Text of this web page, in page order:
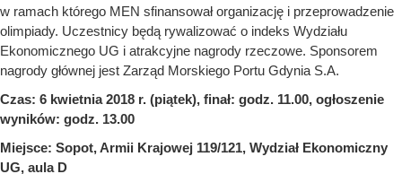
w ramach którego MEN sfinansował organizację i przeprowadzenie
olimpiady. Uczestnicy będą rywalizować o indeks Wydziału
Ekonomicznego UG i atrakcyjne nagrody rzeczowe. Sponsorem
nagrody głównej jest Zarząd Morskiego Portu Gdynia S.A.
Czas: 6 kwietnia 2018 r. (piątek), finał: godz. 11.00, ogłoszenie
wyników: godz. 13.00
Miejsce: Sopot, Armii Krajowej 119/121, Wydział Ekonomiczny
UG, aula D